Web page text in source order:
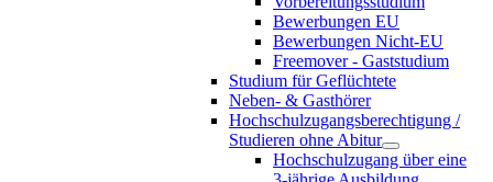
Bewerbungen EU
Bewerbungen Nicht-EU
Freemover - Gaststudium
Studium für Geflüchtete
Neben- & Gasthörer
Hochschulzugangsberechtigung /
Studieren ohne Abitur
Hochschulzugang über eine